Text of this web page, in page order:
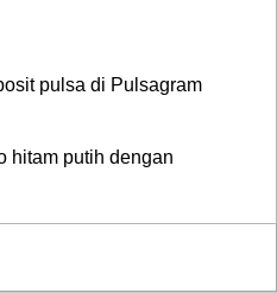
pulsa di Pulsagram
hitam putih dengan